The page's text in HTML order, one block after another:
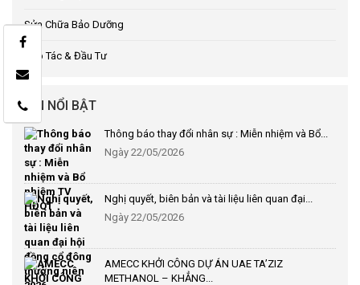
Sửa Chữa Bảo Dưỡng
Hợp Tác & Đầu Tư
TIN NỔI BẬT
Thông báo thay đổi nhân sự : Miễn nhiệm và Bổ...
Ngày 22/05/2026
Nghị quyết, biên bản và tài liệu liên quan đại...
Ngày 22/05/2026
AMECC KHỞI CÔNG DỰ ÁN UAE TA’ZIZ
METHANOL – KHẲNG...